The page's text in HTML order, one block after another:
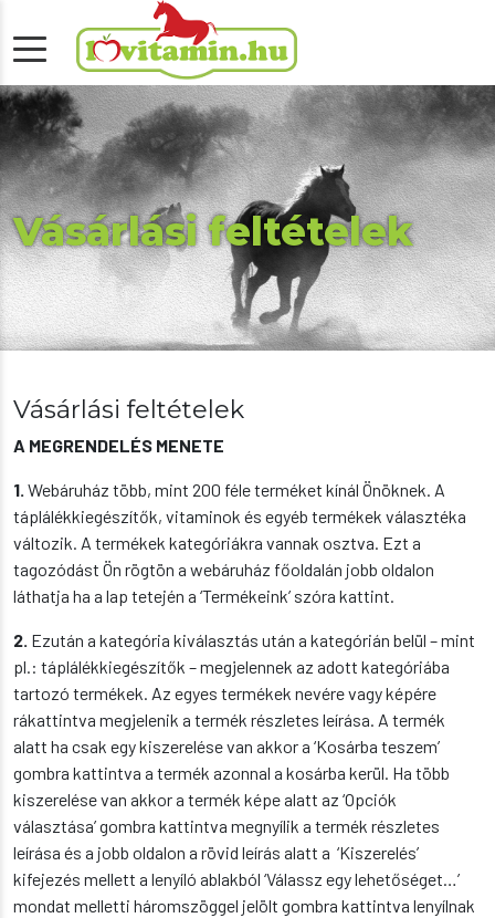
Vásárlási feltételek
Vásárlási feltételek
A MEGRENDELÉS MENETE
1. Webáruház több, mint 200 féle terméket kínál Önöknek. A
táplálékkiegészítők, vitaminok és egyéb termékek választéka
változik. A termékek kategóriákra vannak osztva. Ezt a
tagozódást Ön rögtön a webáruház főoldalán jobb oldalon
láthatja ha a lap tetején a ‘Termékeink’ szóra kattint.
2. Ezután a kategória kiválasztás után a kategórián belül – mint
pl.: táplálékkiegészítők – megjelennek az adott kategóriába
tartozó termékek. Az egyes termékek nevére vagy képére
rákattintva megjelenik a termék részletes leírása. A termék
alatt ha csak egy kiszerelése van akkor a ‘Kosárba teszem’
gombra kattintva a termék azonnal a kosárba kerül. Ha több
kiszerelése van akkor a termék képe alatt az ‘Opciók
választása’ gombra kattintva megnyílik a termék részletes
leírása és a jobb oldalon a rövid leírás alatt a ‘Kiszerelés’
kifejezés mellett a lenyíló ablakból ‘Válassz egy lehetőséget…’
mondat melletti háromszöggel jelölt gombra kattintva lenyílnak